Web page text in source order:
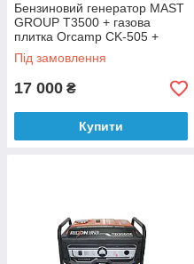
Бензиновий генератор MAST
GROUP Т3500 + газова
плитка Orcamp CK-505 +
електричний обігрівач
Gardyer HE2000
Під замовлення
17 000 ₴
Купити